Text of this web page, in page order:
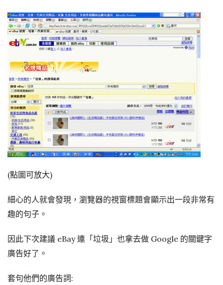
(點圖可放大)
細心的人就會發現，瀏覽器的視窗標題會顯示出一段非常有
趣的句子。
因此下次建議 eBay 連「垃圾」也拿去做 Google 的關鍵字
廣告好了。
套句他們的廣告詞: